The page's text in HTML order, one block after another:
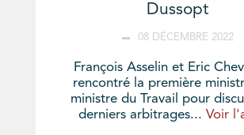
Dussopt
08 DÉCEMBRE 2022
François Asselin et Eric
rencontré la première
ministre du Travail pour
derniers arbitrages... Voir